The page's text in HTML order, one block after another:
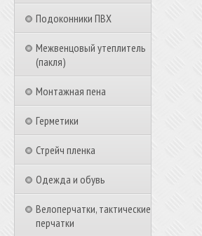
Подоконники ПВХ
Межвенцовый утеплитель
(пакля)
Монтажная пена
Герметики
Стрейч пленка
Одежда и обувь
Велоперчатки, тактические
перчатки